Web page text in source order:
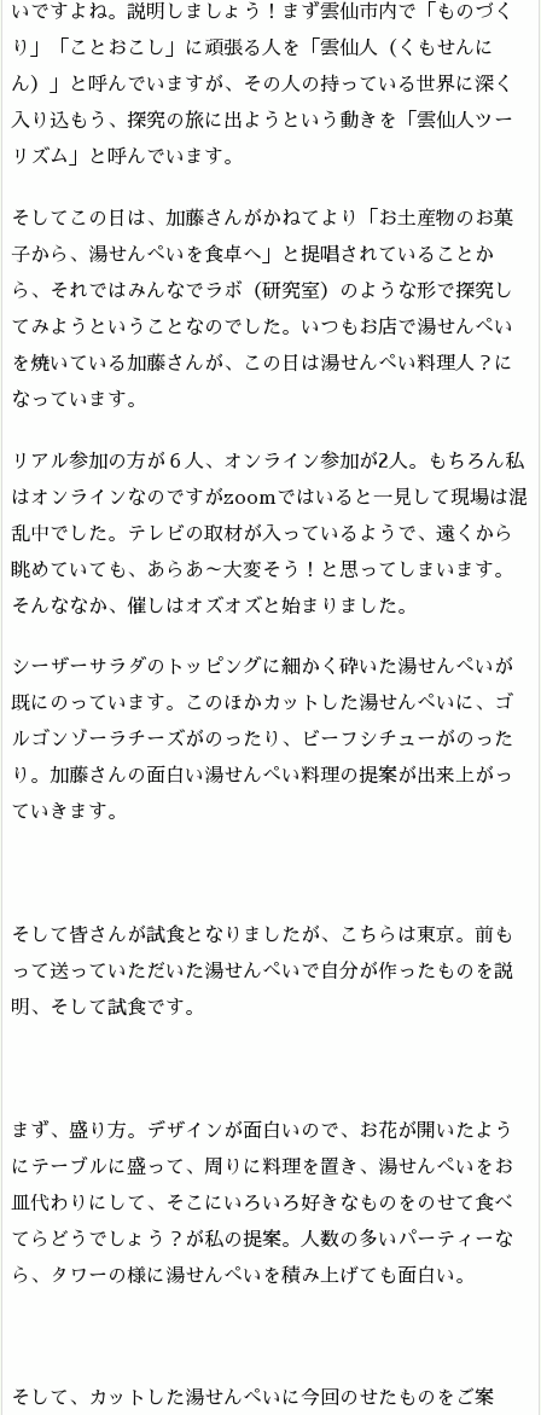
いですよね。説明しましょう！まず雲仙市内で「ものづく
り」「ことおこし」に頑張る人を「雲仙人（くもせんに
ん）」と呼んでいますが、その人の持っている世界に深く
入り込もう、探究の旅に出ようという動きを「雲仙人ツー
リズム」と呼んでいます。
そしてこの日は、加藤さんがかねてより「お土産物のお菓
子から、湯せんぺいを食卓へ」と提唱されていることか
ら、それではみんなでラボ（研究室）のような形で探究し
てみようということなのでした。いつもお店で湯せんぺい
を焼いている加藤さんが、この日は湯せんぺい料理人？に
なっています。
リアル参加の方が６人、オンライン参加が2人。もちろん私
はオンラインなのですがzoomではいると一見して現場は混
乱中でした。テレビの取材が入っているようで、遠くから
眺めていても、あらあ～大変そう！と思ってしまいます。
そんななか、催しはオズオズと始まりました。
シーザーサラダのトッピングに細かく砕いた湯せんぺいが
既にのっています。このほかカットした湯せんぺいに、ゴ
ルゴンゾーラチーズがのったり、ビーフシチューがのった
り。加藤さんの面白い湯せんぺい料理の提案が出来上がっ
ていきます。
そして皆さんが試食となりましたが、こちらは東京。前も
って送っていただいた湯せんぺいで自分が作ったものを説
明、そして試食です。
まず、盛り方。デザインが面白いので、お花が開いたよう
にテーブルに盛って、周りに料理を置き、湯せんぺいをお
皿代わりにして、そこにいろいろ好きなものをのせて食べ
てらどうでしょう？が私の提案。人数の多いパーティーな
ら、タワーの様に湯せんぺいを積み上げても面白い。
そして、カットした湯せんぺいに今回のせたものをご案